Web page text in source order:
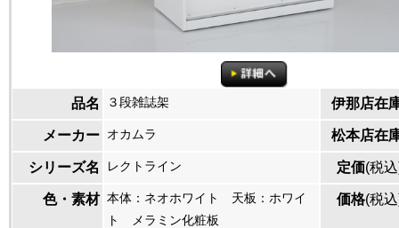
品名 ３段雑誌架 伊那店在
メーカー オカムラ 松本店在
シリーズ名 レクトライン 定価(税
色・素材 本体：ネオホワイト 天板：ホワイ
ト メラミン化粧板
価格(税